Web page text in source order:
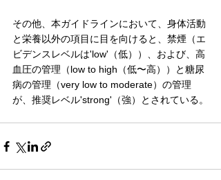
その他、本ガイドラインにおいて、身体活動
と栄養以外の項目に目を向けると、禁煙（エ
ビデンスレベルは'low'（低））、および、高
血圧の管理（low to high（低〜高））と糖尿
病の管理（very low to moderate）の管理
が、推奨レベル'strong'（強）とされている。